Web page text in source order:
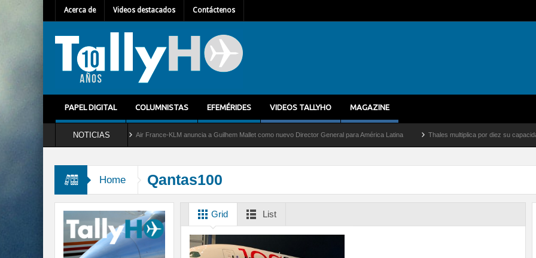
Acerca de Videos destacados Contáctenos
PAPEL DIGITAL COLUMNISTAS EFEMÉRIDES VIDEOS TALLYHO MAGAZINE
NOTICIAS
servicio al C-2 Greyhound Air France-KLM anuncia a Guilhem Mallet como nuevo Director General para América Latina Thales multiplica por diez su capacidad de
Home Qantas100
Grid List